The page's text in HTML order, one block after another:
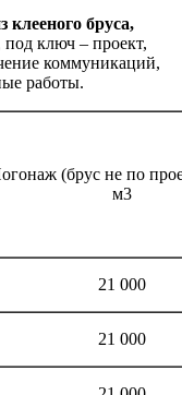
клееного бруса,
ключ – проект,
коммуникаций,
работы.
(брус не по
м3
21 000
21 000